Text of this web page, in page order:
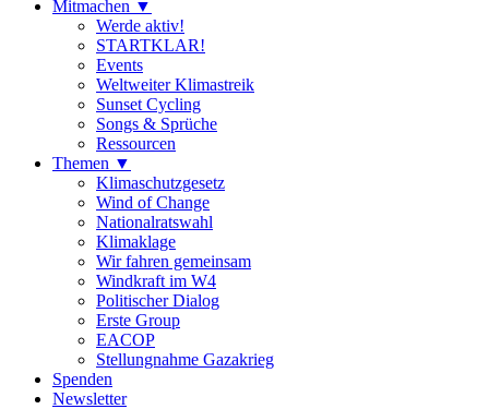
Mitmachen ▼
Werde aktiv!
STARTKLAR!
Events
Weltweiter Klimastreik
Sunset Cycling
Songs & Sprüche
Ressourcen
Themen ▼
Klimaschutzgesetz
Wind of Change
Nationalratswahl
Klimaklage
Wir fahren gemeinsam
Windkraft im W4
Politischer Dialog
Erste Group
EACOP
Stellungnahme Gazakrieg
Spenden
Newsletter